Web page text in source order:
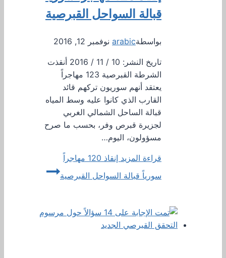
قبالة السواحل القبرصية
بواسطةarabic نوفمبر 12, 2016
تاريخ النشر: 10 / 11 / 2016 أنقذت
الشرطة القبرصية 123 مهاجراً
يعتقد أنهم سوريون تركهم قائد
القارب الذي كانوا عليه وسط المياه
قبالة الساحل الشمالي الغربي
لجزيرة قبرص وفر، بحسب ما صرح
مسؤولون، اليوم…
قراءة المزيد
إنقاذ 120 مهاجراً
سورياً قبالة السواحل القبرصية